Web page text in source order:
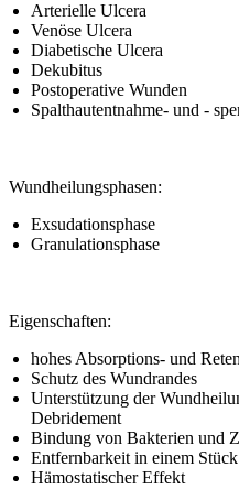
Arterielle Ulcera
Venöse Ulcera
Diabetische Ulcera
Dekubitus
Postoperative Wunden
Spalthautentnahme- und -
Wundheilungsphasen:
Exsudationsphase
Granulationsphase
Eigenschaften:
hohes Absorptions- und
Schutz des Wundrandes
Unterstützung der
Debridement
Bindung von Bakterien und
Entfernbarkeit in einem Stück
Hämostatischer Effekt